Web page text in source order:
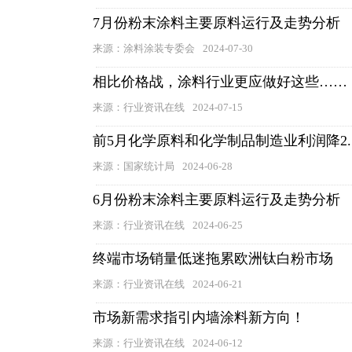
7月份粉末涂料主要原料运行及走势分析
来源：涂料涂装专委会 2024-07-30
相比价格战，涂料行业更应做好这些……
来源：行业资讯在线 2024-07-15
前5月化学原料和化学制品制造业利润降
来源：国家统计局 2024-06-28
6月份粉末涂料主要原料运行及走势分析
来源：行业资讯在线 2024-06-25
终端市场销量低迷拖累欧洲钛白粉市场
来源：行业资讯在线 2024-06-21
市场新需求指引内墙涂料新方向！
来源：行业资讯在线 2024-06-12